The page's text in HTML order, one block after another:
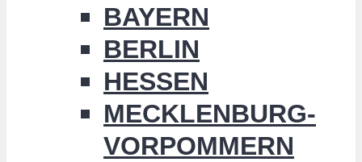
BAYERN
BERLIN
HESSEN
MECKLENBURG-
VORPOMMERN